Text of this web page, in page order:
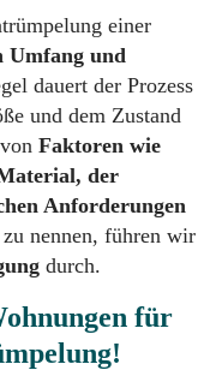
einer
Umfang und
dauert der Prozess
und dem Zustand
Faktoren wie
der
Anforderungen
nennen, führen wir
durch.
für